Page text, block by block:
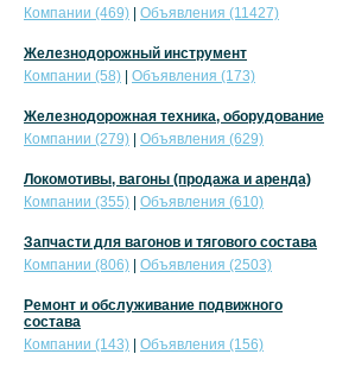
Компании (469)
Объявления (11427)
Железнодорожный инструмент
Компании (58)
Объявления (173)
Железнодорожная техника, оборудование
Компании (279)
Объявления (629)
Локомотивы, вагоны (продажа и аренда)
Компании (355)
Объявления (610)
Запчасти для вагонов и тягового состава
Компании (806)
Объявления (2503)
Ремонт и обслуживание подвижного
состава
Компании (143)
Объявления (156)